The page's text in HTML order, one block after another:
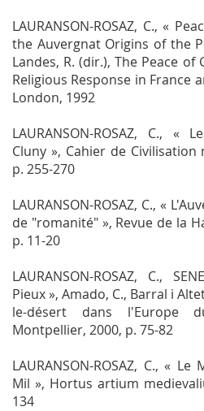
LAURANSON-ROSAZ, C., «
the Auvergnat Origins of the
Landes, R. (dir.),The Peace of
Religious Response in France
London, 1992
LAURANSON-ROSAZ, C.,
Cluny », Cahier de Civilisation
p. 255-270
LAURANSON-ROSAZ, C., «
de "romanité" », Revue de la
p. 11-20
LAURANSON-ROSAZ, C.,
Pieux », Amado, C., Barral i
le-désert dans l'Europe
Montpellier, 2000, p. 75-82
LAURANSON-ROSAZ, C., «
Mil », Hortus artium
134